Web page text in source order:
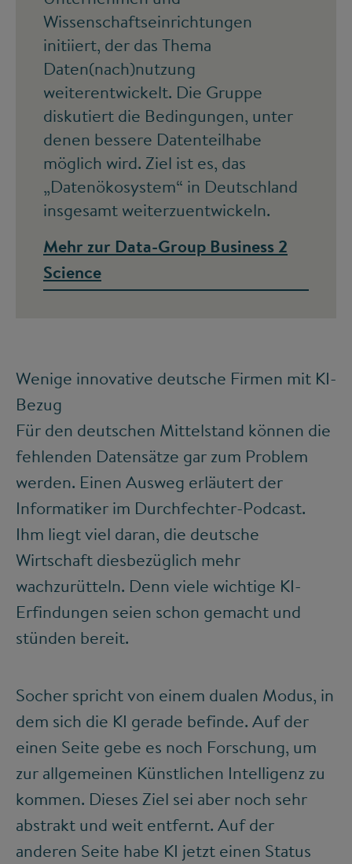
Wissenschaftseinrichtungen
initiiert, der das Thema
Daten(nach)nutzung
weiterentwickelt. Die Gruppe
diskutiert die Bedingungen, unter
denen bessere Datenteilhabe
möglich wird. Ziel ist es, das
„Datenökosystem“ in Deutschland
insgesamt weiterzuentwickeln.
Mehr zur Data-Group Business 2
Science
Wenige innovative deutsche Firmen mit KI-
Bezug
Für den deutschen Mittelstand können die
fehlenden Datensätze gar zum Problem
werden. Einen Ausweg erläutert der
Informatiker im Durchfechter-Podcast.
Ihm liegt viel daran, die deutsche
Wirtschaft diesbezüglich mehr
wachzurütteln. Denn viele wichtige KI-
Erfindungen seien schon gemacht und
stünden bereit.
Socher spricht von einem dualen Modus, in
dem sich die KI gerade befinde. Auf der
einen Seite gebe es noch Forschung, um
zur allgemeinen Künstlichen Intelligenz zu
kommen. Dieses Ziel sei aber noch sehr
abstrakt und weit entfernt. Auf der
anderen Seite habe KI jetzt einen Status